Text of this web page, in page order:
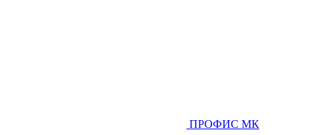
ПРОФИС МК